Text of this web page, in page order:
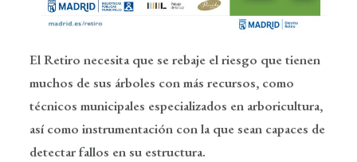
El Retiro necesita que se rebaje el riesgo que tienen
muchos de sus árboles con más recursos, como
técnicos municipales especializados en arboricultura,
así como instrumentación con la que sean capaces de
detectar fallos en su estructura.